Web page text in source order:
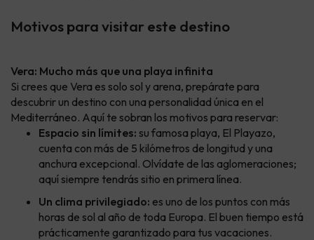
Motivos para visitar este destino
Vera: Mucho más que una playa infinita
Si crees que Vera es solo sol y arena, prepárate para
descubrir un destino con una personalidad única en el
Mediterráneo. Aquí te sobran los motivos para reservar:
Espacio sin límites: su famosa playa, El Playazo,
cuenta con más de 5 kilómetros de longitud y una
anchura excepcional. Olvídate de las aglomeraciones;
aquí siempre tendrás sitio en primera línea.
Un clima privilegiado: es uno de los puntos con más
horas de sol al año de toda Europa. El buen tiempo está
prácticamente garantizado para tus vacaciones.